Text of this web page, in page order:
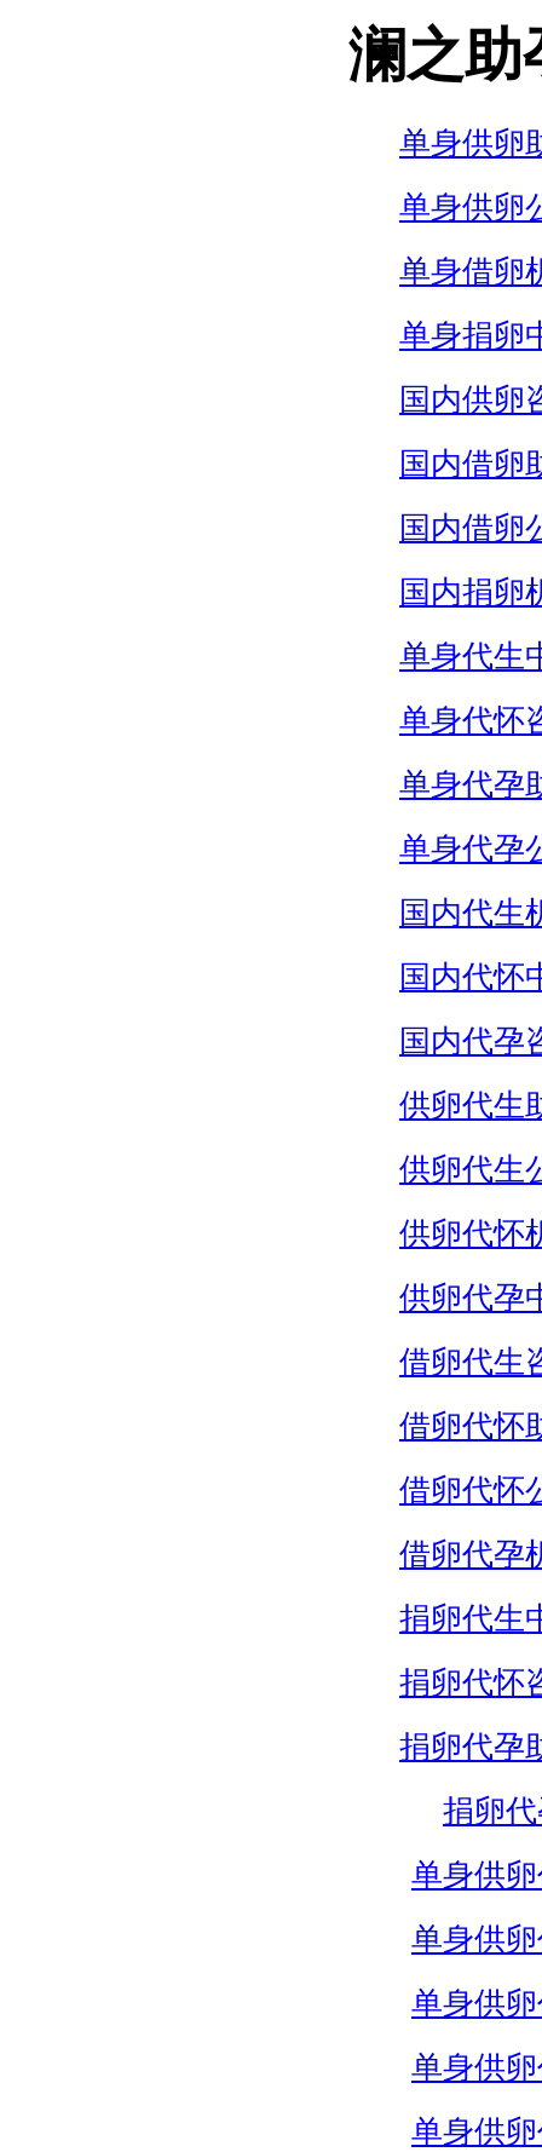
澜之助
单身供卵
单身供卵
单身借卵
单身捐卵
国内供卵
国内借卵
国内借卵
国内捐卵
单身代生
单身代怀
单身代孕
单身代孕
国内代生
国内代怀
国内代孕
供卵代生
供卵代生
供卵代怀
供卵代孕
借卵代生
借卵代怀
借卵代怀
借卵代孕
捐卵代生
捐卵代怀
捐卵代孕
捐卵代
单身供
单身供
单身供
单身供
单身供